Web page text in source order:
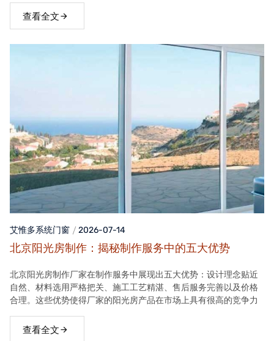
查看全文
艾惟多系统门窗 2026-07-14
北京阳光房制作：揭秘制作服务中的五大优势
北京阳光房制作厂家在制作服务中展现出五大优势：设计理念贴近
自然、材料选用严格把关、施工工艺精湛、售后服务完善以及价格
合理。这些优势使得厂家的阳光房产品在市场上具有很高的竞争力
查看全文